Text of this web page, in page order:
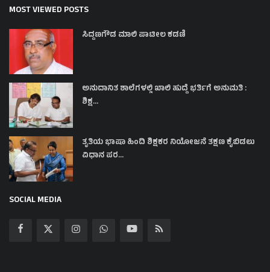
MOST VIEWED POSTS
ಸಿದ್ದಣಗೌಡ ಮಾಲಿ ಪಾಟೀಲ ಕಡಣಿ
ಅನುದಾನಿತ ಶಾಲೆಗಳಲ್ಲಿ ಖಾಲಿ ಹುದ್ದೆ ಭರ್ತಿಗೆ ಅನುಮತಿ :
ಶಿಕ್ಷ...
ತೃತಿಯ ಭಾಷಾ ಹಿಂದಿ ಶಿಕ್ಷಕರ ನಿಯೋಜನೆ ತಕ್ಷಣ ಕೈಬಿಡಲು
ವಿಧಾನ ಪರ...
SOCIAL MEDIA